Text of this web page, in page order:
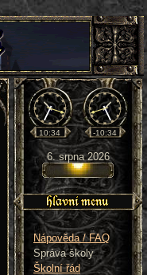
10:34 -10:34
6. srpna 2026
Nápověda / FAQ
Správa školy
Školní řád